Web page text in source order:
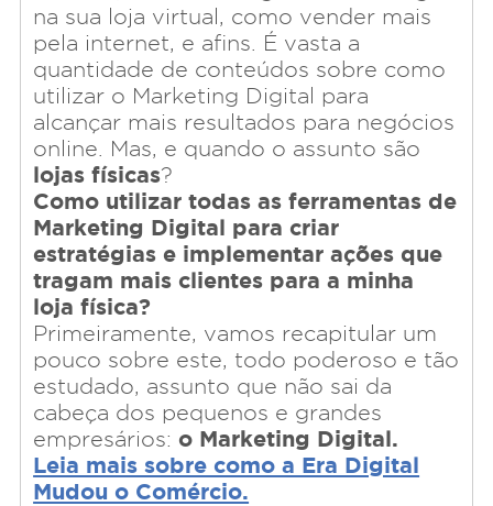
na sua loja virtual, como vender mais
pela internet, e afins. É vasta a
quantidade de conteúdos sobre como
utilizar o Marketing Digital para
alcançar mais resultados para negócios
online. Mas, e quando o assunto são
lojas físicas?
Como utilizar todas as ferramentas de
Marketing Digital para criar
estratégias e implementar ações que
tragam mais clientes para a minha
loja física?
Primeiramente, vamos recapitular um
pouco sobre este, todo poderoso e tão
estudado, assunto que não sai da
cabeça dos pequenos e grandes
empresários: o Marketing Digital.
Leia mais sobre como a Era Digital
Mudou o Comércio.